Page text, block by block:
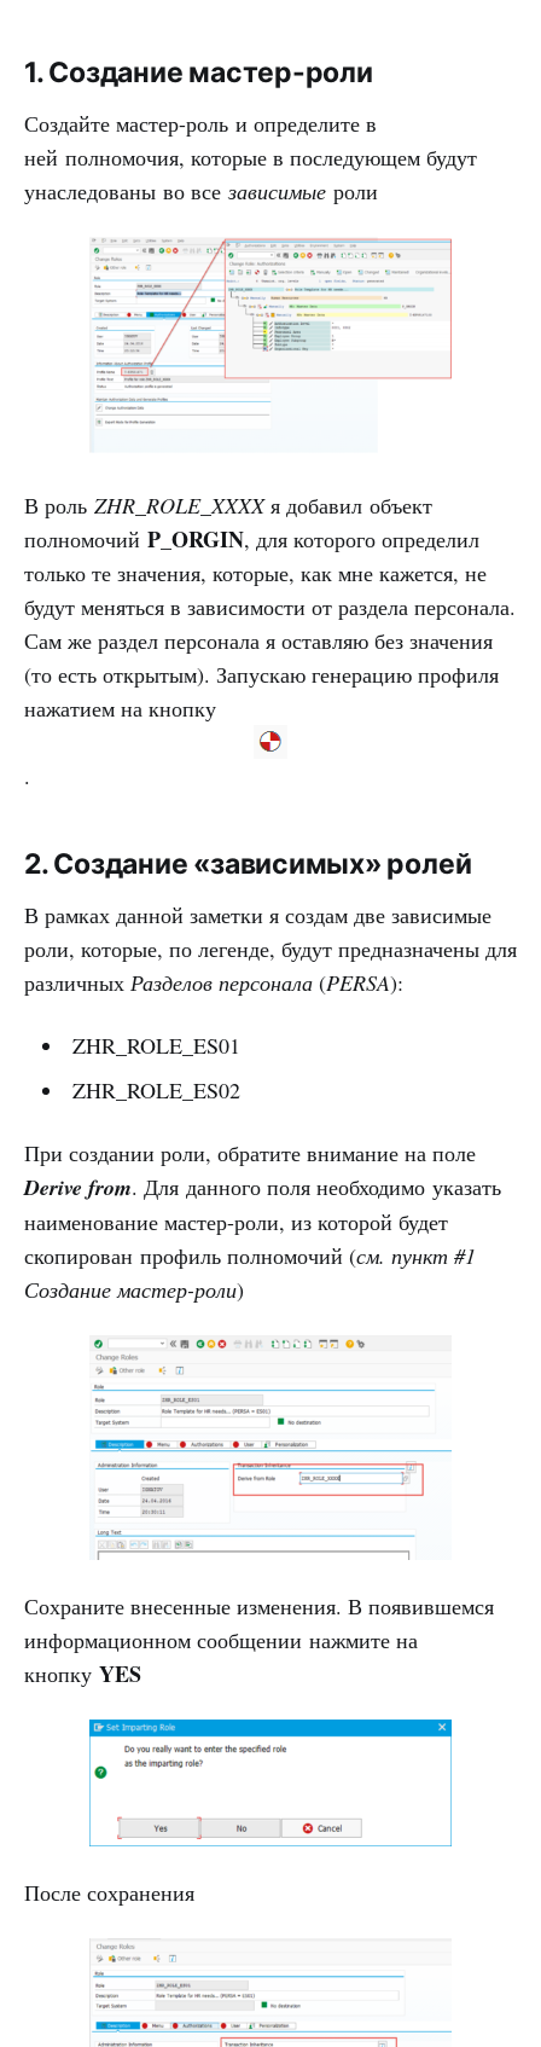
1. Создание мастер-роли
Создайте мастер-роль и определите в
ней полномочия, которые в последующем будут
унаследованы во всезависимые роли
В роль ZHR_ROLE_XXXXя добавил объект
полномочий P_ORGIN, для которого определил
только те значения, которые, как мне кажется, не
будут меняться в зависимости от раздела персонала.
Сам же раздел персонала я оставляю без значения
(то есть открытым). Запускаю генерацию профиля
нажатием на кнопку
.
2. Создание «зависимых» ролей
В рамках данной заметки я создам две зависимые
роли, которые, по легенде, будут предназначены для
различных Разделов персонала (PERSA):
ZHR_ROLE_ES01
ZHR_ROLE_ES02
При создании роли, обратите внимание на поле
Derive from. Для данного поля необходимо указать
наименование мастер-роли, из которой будет
скопирован профиль полномочий (см. пункт #1
Создание мастер-роли)
Сохраните внесенные изменения. В появившемся
информационном сообщении нажмите на
кнопку YES
После сохранения